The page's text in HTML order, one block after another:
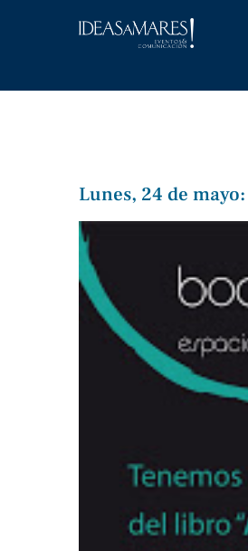
Lunes, 24 de
Ver
imagen
más
grande